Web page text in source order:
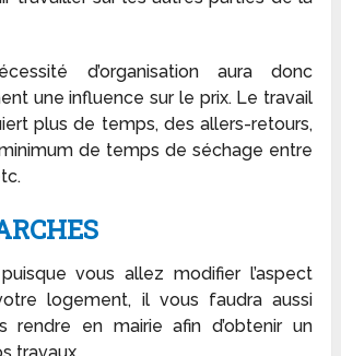
d’organisation aura donc
une influence sur le prix. Le travail
plus de temps, des allers-retours,
de temps de séchage entre
vous allez modifier l’aspect
logement, il vous faudra aussi
rendre en mairie afin d’obtenir un